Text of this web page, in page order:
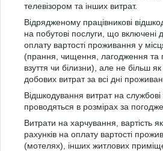
телевізором та інших витрат.
Відрядженому працівникові
на побутові послуги, що включені
оплату вартості проживання у
(прання, чищення, лагодження та
взуття чи білизни), але не більш як
добових витрат за всі дні
Відшкодування витрат на
проводяться в розмірах за
Витрати на харчування, вартість
рахунків на оплату вартості
(мотелях), інших житлових